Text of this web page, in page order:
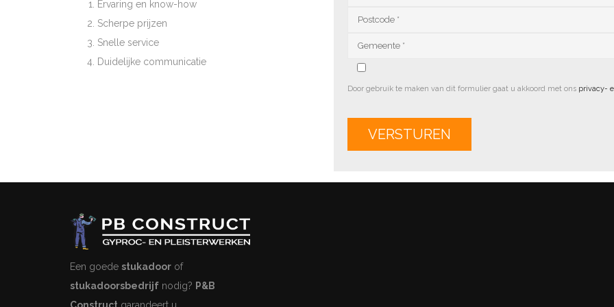
Ervaring en know-how
Scherpe prijzen
Snelle service
Duidelijke communicatie
Door gebruik te maken van dit formulier gaat u akkoord met ons privacy-
Een goede stukadoor of
stukadoorsbedrijf nodig? P&B
Construct garandeert u